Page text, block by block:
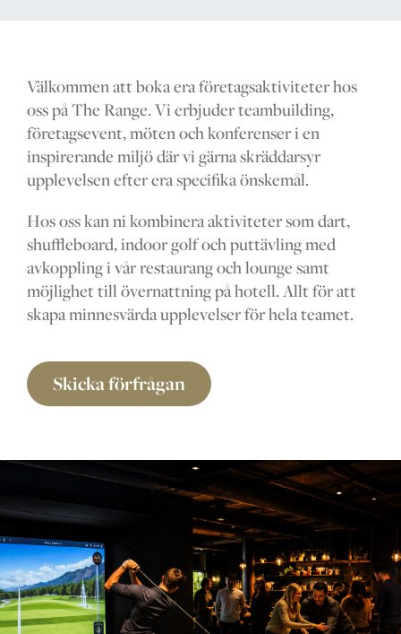
Golfcoacher
Företag
MEDLEMSKAP
ERBJUDANDEN
EVENT
KONTAKTA OSS
Välkommen att boka era företagsaktiviteter hos
oss påThe Range. Vi erbjuder teambuilding,
företagsevent, möten och konferenser i en
inspirerande miljö där vi gärna skräddarsyr
upplevelsen efter era specifika önskemål.
Hos oss kan ni kombinera aktiviteter som dart,
shuffleboard, indoor golf och puttävling med
avkoppling i vår restaurang och lounge samt
möjlighet till övernattning på hotell. Allt för att
skapa minnesvärda upplevelser för hela teamet.
Skicka förfrågan